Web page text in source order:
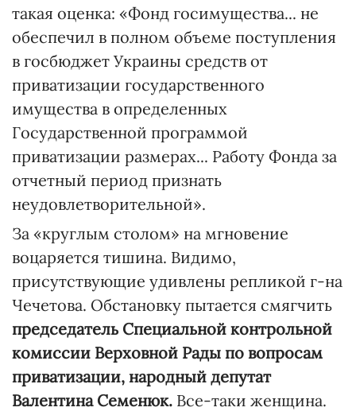
такая оценка: «Фонд госимущества... не
обеспечил в полном объеме поступления
в госбюджет Украины средств от
приватизации государственного
имущества в определенных
Государственной программой
приватизации размерах... Работу Фонда за
отчетный период признать
неудовлетворительной».
За «круглым столом» на мгновение
воцаряется тишина. Видимо,
присутствующие удивлены репликой г-на
Чечетова. Обстановку пытается смягчить
председатель Специальной контрольной
комиссии Верховной Рады по вопросам
приватизации, народный депутат
Валентина Семенюк. Все-таки женщина.